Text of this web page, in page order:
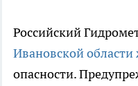
Российский
Ивановской
опасности.